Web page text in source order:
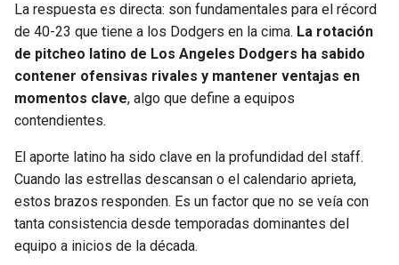
La respuesta es directa: son fundamentales para el récord
de 40-23 que tiene a los Dodgers en la cima. La rotación
de pitcheo latino de Los Angeles Dodgers ha sabido
contener ofensivas rivales y mantener ventajas en
momentos clave, algo que define a equipos
contendientes.
El aporte latino ha sido clave en la profundidad del staff.
Cuando las estrellas descansan o el calendario aprieta,
estos brazos responden. Es un factor que no se veía con
tanta consistencia desde temporadas dominantes del
equipo a inicios de la década.